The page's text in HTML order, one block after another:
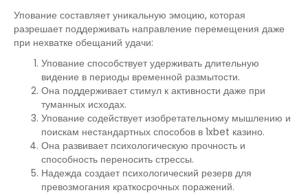
Упование составляет уникальную эмоцию, которая
разрешает поддерживать направление перемещения даже
при нехватке обещаний удачи:
Упование способствует удерживать длительную
видение в периоды временной размытости.
Она поддерживает стимул к активности даже при
туманных исходах.
Упование содействует изобретательному мышлению и
поискам нестандартных способов в 1xbet казино.
Она развивает психологическую прочность и
способность переносить стрессы.
Надежда создает психологический резерв для
превозмогания краткосрочных поражений.